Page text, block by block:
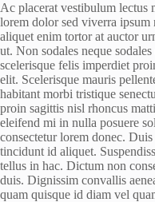
Ac placerat vestibulum lectus
lorem dolor sed viverra
aliquet enim tortor at auctor
ut. Non sodales neque
scelerisque felis imperdiet
elit. Scelerisque mauris
habitant morbi tristique
proin sagittis nisl rhoncus
eleifend mi in nulla posuere
consectetur lorem donec.
tincidunt id aliquet.
tellus in hac. Dictum non
duis. Dignissim convallis
quam quisque id diam vel